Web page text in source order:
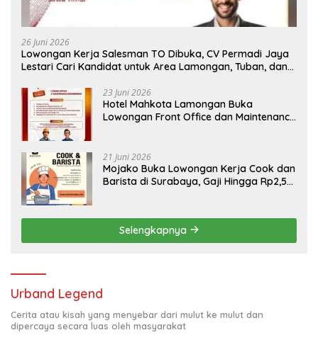
26 Juni 2026
Lowongan Kerja Salesman TO Dibuka, CV Permadi Jaya
Lestari Cari Kandidat untuk Area Lamongan, Tuban, dan
23 Juni 2026
Hotel Mahkota Lamongan Buka
Lowongan Front Office dan Maintenance
21 Juni 2026
Mojako Buka Lowongan Kerja Cook dan
Barista di Surabaya, Gaji Hingga Rp2,5
Selengkapnya
Urband Legend
Cerita atau kisah yang menyebar dari mulut ke mulut dan
dipercaya secara luas oleh masyarakat